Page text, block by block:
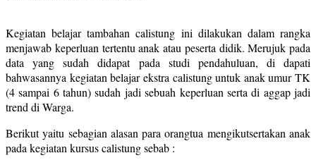
Kegiatan belajar tambahan calistung ini dilakukan dalam rangka
menjawab keperluan tertentu anak atau peserta didik. Merujuk pada
data yang sudah didapat pada studi pendahuluan, di dapati
bahwasannya kegiatan belajar ekstra calistung untuk anak umur TK
(4 sampai 6 tahun) sudah jadi sebuah keperluan serta di aggap jadi
trend di Warga.
Berikut yaitu sebagian alasan para orangtua mengikutsertakan anak
pada kegiatan kursus calistung sebab :